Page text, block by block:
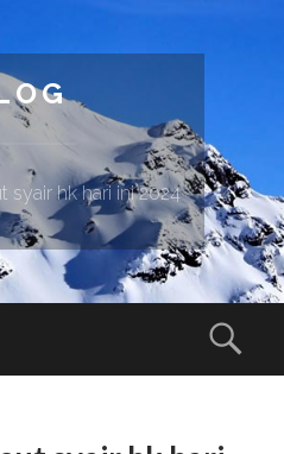
syair hk hari ini 2024